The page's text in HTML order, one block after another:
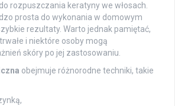
rozpuszczania keratyny we włosach.
prosta do wykonania w domowym
rezultaty. Warto jednak pamiętać,
i niektóre osoby mogą
skóry po jej zastosowaniu.
obejmuje różnorodne techniki, takie